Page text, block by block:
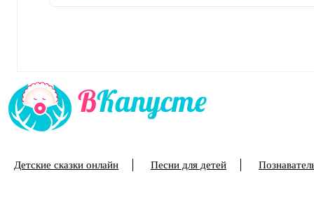
Детские сказки онлайн Песни для детей